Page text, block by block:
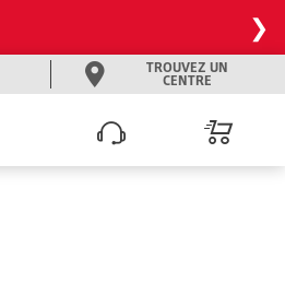
❯
TROUVEZ UN
CENTRE